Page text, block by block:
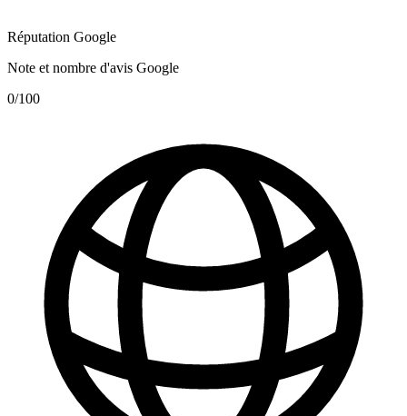
Réputation Google
Note et nombre d'avis Google
0/100